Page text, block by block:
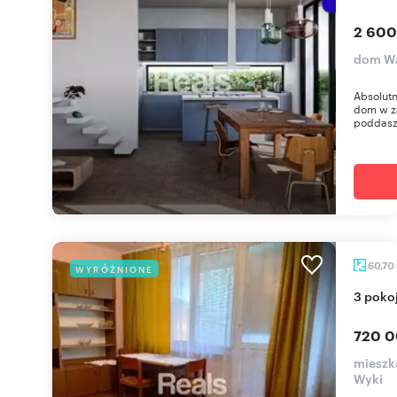
2
dom
dom w
WYRÓŻNIONE 60,70
3
720
Wyki